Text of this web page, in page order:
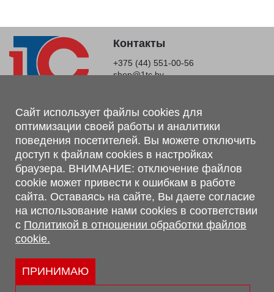
Контакты
+375 (44) 551-00-56
shop@1tc.by
Магазин, склад
г. Минск, Минский р-н, п. Привольный, ул. Мира, 20А,
223062
г. Брест, ул. Лейтенанта Рябцева, 108 В, 224701
Обращаем Ваше внимание, что вся предоставленная на сайте
информация, касающаяся комплектаций, технических
характеристик, цветовых сочетаний, а также стоимости и
сервисного обслуживания носит информационный характер и
не является публичной офертой, определяемой п.2 ст.407
Гражданского кодекса Республики Беларусь.
Политика обработки персональных данных
Политикой в отношении обработки файлов cookie.
Сайт использует файлы cookies для
оптимизации своей работы и аналитики
поведения посетителей. Вы можете отключить
доступ к файлам cookies в настройках
браузера. ВНИМАНИЕ: отключение файлов
cookie может привести к ошибкам в работе
сайта. Оставаясь на сайте, Вы даете согласие
на использование нами cookies в соответствии
с Политикой в отношении обработки файлов
cookie.
ПРИНИМАЮ